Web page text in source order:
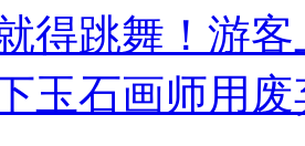
得跳舞！游客
玉石画师用